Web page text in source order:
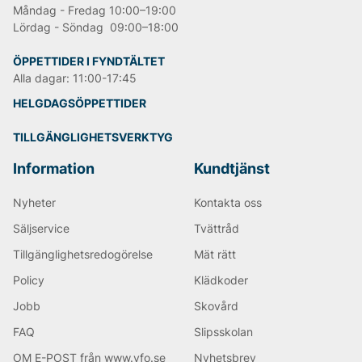
Måndag - Fredag 10:00–19:00
Lördag - Söndag 09:00–18:00
ÖPPETTIDER I FYNDTÄLTET
Alla dagar: 11:00-17:45
HELGDAGSÖPPETTIDER
TILLGÄNGLIGHETSVERKTYG
Information
Nyheter
Säljservice
Tillgänglighetsredogörelse
Policy
Jobb
FAQ
OM E-POST från www.vfo.se
Kundtjänst
Kontakta oss
Tvättråd
Mät rätt
Klädkoder
Skovård
Slipsskolan
Nyhetsbrev